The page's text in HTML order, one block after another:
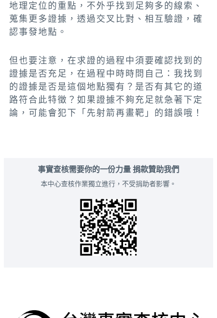
地理定位的重點，不外乎找到足夠多的線索、
蒐集更多證據，透過交叉比對、相互驗證，確
認事發地點。
但也要注意，在求證的過程中須要確認找到的
證據是否充足，在過程中時時問自己：我找到
的證據是否是這個地點獨有？是否有其它的道
路符合此特徵？如果證據不夠充足就急著下定
論，可能會犯下「先射箭再畫靶」的錯誤哦！
事實查核需要你的一份力量 捐款贊助我們
本中心查核作業獨立進行，不受捐助者影響。